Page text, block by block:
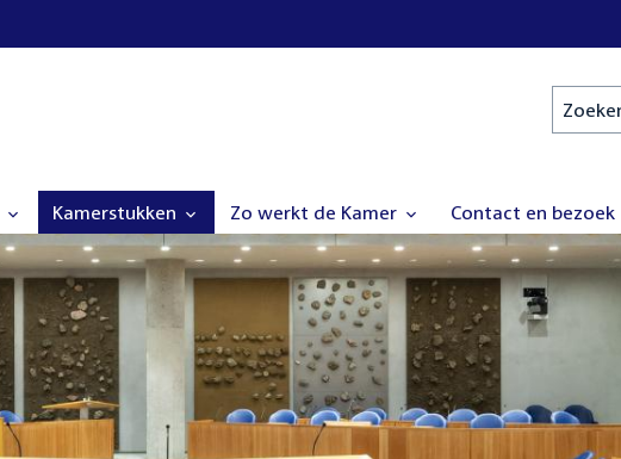
Zoeken
Kamerstukken Zo werkt de Kamer Contact en bezoek